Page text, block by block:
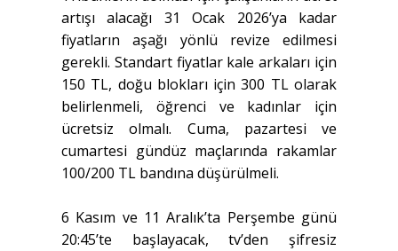
artışı alacağı 31 Ocak 2026’ya kadar
fiyatların aşağı yönlü revize edilmesi
gerekli. Standart fiyatlar kale arkaları için
150 TL, doğu blokları için 300 TL olarak
belirlenmeli, öğrenci ve kadınlar için
ücretsiz olmalı. Cuma, pazartesi ve
cumartesi gündüz maçlarında rakamlar
100/200 TL bandına düşürülmeli.
6 Kasım ve 11 Aralık’ta Perşembe günü
20:45’te başlayacak, tv’den şifresiz